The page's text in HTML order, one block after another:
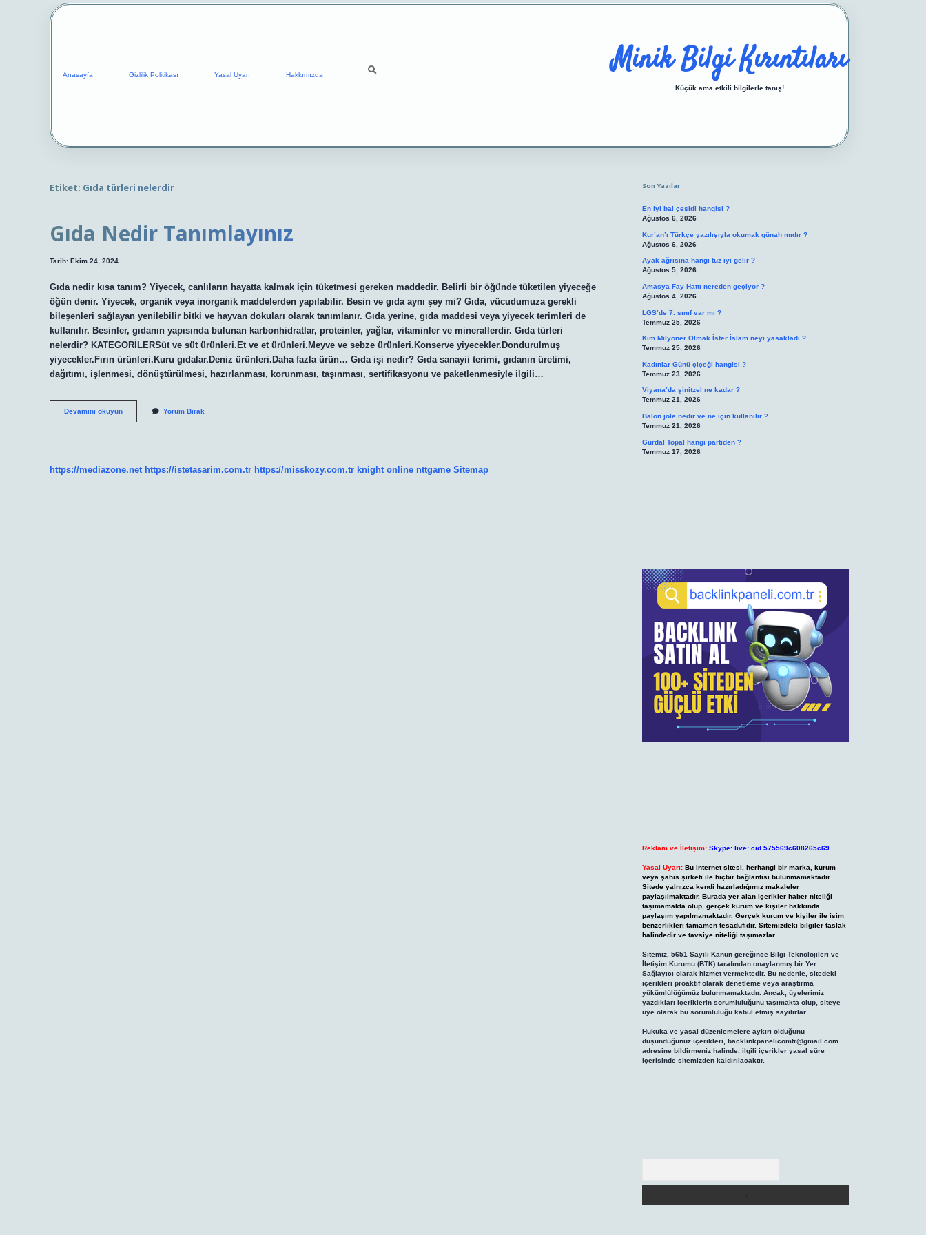
Anasayfa Gizlilik Politikası Yasal Uyarı Hakkımızda Minik Bilgi Kırıntıları
Küçük ama etkili bilgilerle tanış!
Etiket: Gıda türleri nelerdir
Gıda Nedir Tanımlayınız
Tarih: Ekim 24, 2024
Gıda nedir kısa tanım? Yiyecek, canlıların hayatta kalmak için tüketmesi gereken maddedir. Belirli bir öğünde tüketilen yiyeceğe
öğün denir. Yiyecek, organik veya inorganik maddelerden yapılabilir. Besin ve gıda aynı şey mi? Gıda, vücudumuza gerekli
bileşenleri sağlayan yenilebilir bitki ve hayvan dokuları olarak tanımlanır. Gıda yerine, gıda maddesi veya yiyecek terimleri de
kullanılır. Besinler, gıdanın yapısında bulunan karbonhidratlar, proteinler, yağlar, vitaminler ve minerallerdir. Gıda türleri
nelerdir? KATEGORİLERSüt ve süt ürünleri.Et ve et ürünleri.Meyve ve sebze ürünleri.Konserve yiyecekler.Dondurulmuş
yiyecekler.Fırın ürünleri.Kuru gıdalar.Deniz ürünleri.Daha fazla ürün… Gıda işi nedir? Gıda sanayii terimi, gıdanın üretimi,
dağıtımı, işlenmesi, dönüştürülmesi, hazırlanması, korunması, taşınması, sertifikasyonu ve paketlenmesiyle ilgili…
Devamını okuyunGıda
Nedir
Yorum Bırak
https://mediazone.net https://istetasarim.com.tr https://misskozy.com.tr knight online nttgame Sitemap
Son Yazılar
En iyi bal çeşidi hangisi ?
Ağustos 6, 2026
Kur’an’ı Türkçe yazılışıyla okumak günah mıdır ?
Ağustos 6, 2026
Ayak ağrısına hangi tuz iyi gelir ?
Ağustos 5, 2026
Amasya Fay Hattı nereden geçiyor ?
Ağustos 4, 2026
LGS’de 7. sınıf var mı ?
Temmuz 25, 2026
Kim Milyoner Olmak İster İslam neyi yasakladı ?
Temmuz 25, 2026
Kadınlar Günü çiçeği hangisi ?
Temmuz 23, 2026
Viyana’da şinitzel ne kadar ?
Temmuz 21, 2026
Balon jöle nedir ve ne için kullanılır ?
Temmuz 21, 2026
Gürdal Topal hangi partiden ?
Temmuz 17, 2026
Reklam ve İletişim: Skype: live:.cid.575569c608265c69
Yasal Uyarı: Bu internet sitesi, herhangi bir marka, kurum
veya şahıs şirketi ile hiçbir bağlantısı bulunmamaktadır.
Sitede yalnızca kendi hazırladığımız makaleler
paylaşılmaktadır. Burada yer alan içerikler haber niteliği
taşımamakta olup, gerçek kurum ve kişiler hakkında
paylaşım yapılmamaktadır. Gerçek kurum ve kişiler ile isim
benzerlikleri tamamen tesadüfidir. Sitemizdeki bilgiler taslak
halindedir ve tavsiye niteliği taşımazlar.
Sitemiz, 5651 Sayılı Kanun gereğince Bilgi Teknolojileri ve
İletişim Kurumu (BTK) tarafından onaylanmış bir Yer
Sağlayıcı olarak hizmet vermektedir. Bu nedenle, sitedeki
içerikleri proaktif olarak denetleme veya araştırma
yükümlülüğümüz bulunmamaktadır. Ancak, üyelerimiz
yazdıkları içeriklerin sorumluluğunu taşımakta olup, siteye
üye olarak bu sorumluluğu kabul etmiş sayılırlar.
Hukuka ve yasal düzenlemelere aykırı olduğunu
düşündüğünüz içerikleri, backlinkpanelicomtr@gmail.com
adresine bildirmeniz halinde, ilgili içerikler yasal süre
içerisinde sitemizden kaldırılacaktır.